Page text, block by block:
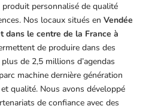
personnalisé de qualité
Nos locaux situés en Vendée
dans le centre de la France à
de produire dans des
de 2,5 millions d’agendas
machine dernière génération
qualité. Nous avons développé
de confiance avec des